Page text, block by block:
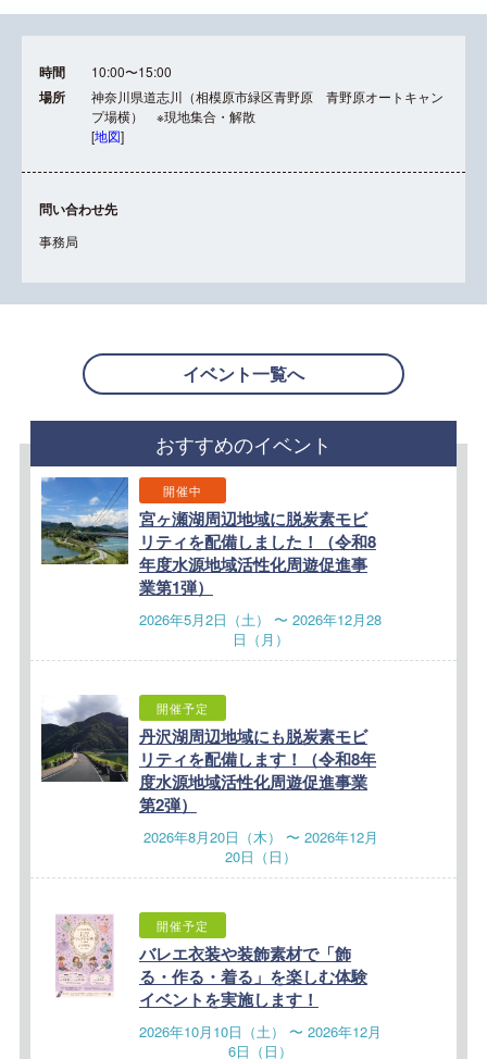
時間 10:00〜15:00
場所
神奈川県道志川（相模原市緑区青野原 青野原オートキャン
プ場横） ※現地集合・解散
[地図]
問い合わせ先
事務局
イベント一覧へ
おすすめのイベント
開催中
宮ヶ瀬湖周辺地域に脱炭素モビ
リティを配備しました！（令和8
年度水源地域活性化周遊促進事
業第1弾）
2026年5月2日（土） 〜 2026年12月28
日（月）
開催予定
丹沢湖周辺地域にも脱炭素モビ
リティを配備します！（令和8年
度水源地域活性化周遊促進事業
第2弾）
2026年8月20日（木） 〜 2026年12月
20日（日）
開催予定
バレエ衣装や装飾素材で「飾
る・作る・着る」を楽しむ体験
イベントを実施します！
2026年10月10日（土） 〜 2026年12月
6日（日）